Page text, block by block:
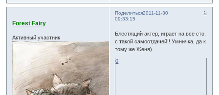
Поделиться 5
2011-11-30
09:33:15
Forest Fairy
Активный участник
Блестящий актер, играет на все сто,
с такой самоотдачей!! Умничка, да к
тому же Женя)
0